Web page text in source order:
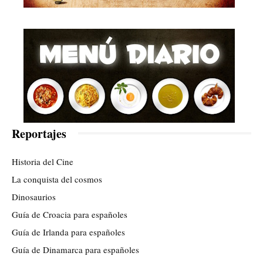
Reportajes
Historia del Cine
La conquista del cosmos
Dinosaurios
Guía de Croacia para españoles
Guía de Irlanda para españoles
Guía de Dinamarca para españoles